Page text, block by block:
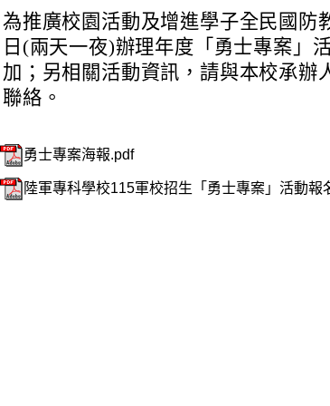
為推廣校園活動及增進學子全民國防
日(兩天一夜)辦理年度「勇士專案」
加；另相關活動資訊，請與本校承辦
聯絡。
勇士專案海報.pdf
陸軍專科學校115軍校招生「勇士專案」活動報